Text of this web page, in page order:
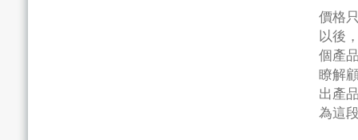
價格
以後
個產
瞭解
出產
為這